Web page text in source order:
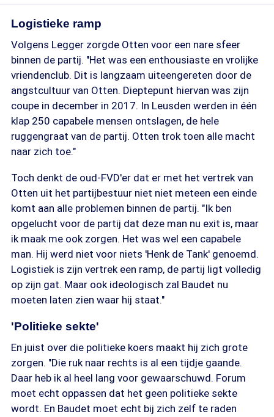
Logistieke ramp
Volgens Legger zorgde Otten voor een nare sfeer
binnen de partij. "Het was een enthousiaste en vrolijke
vriendenclub. Dit is langzaam uiteengereten door de
angstcultuur van Otten. Dieptepunt hiervan was zijn
coupe in december in 2017. In Leusden werden in één
klap 250 capabele mensen ontslagen, de hele
ruggengraat van de partij. Otten trok toen alle macht
naar zich toe."
Toch denkt de oud-FVD'er dat er met het vertrek van
Otten uit het partijbestuur niet niet meteen een einde
komt aan alle problemen binnen de partij. "Ik ben
opgelucht voor de partij dat deze man nu exit is, maar
ik maak me ook zorgen. Het was wel een capabele
man. Hij werd niet voor niets 'Henk de Tank' genoemd.
Logistiek is zijn vertrek een ramp, de partij ligt volledig
op zijn gat. Maar ook ideologisch zal Baudet nu
moeten laten zien waar hij staat."
'Politieke sekte'
En juist over die politieke koers maakt hij zich grote
zorgen. "Die ruk naar rechts is al een tijdje gaande.
Daar heb ik al heel lang voor gewaarschuwd. Forum
moet echt oppassen dat het geen politieke sekte
wordt. En Baudet moet echt bij zich zelf te raden